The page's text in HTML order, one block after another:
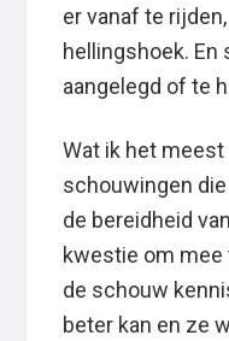
er vanaf te
hellingshoek.
aangelegd of te
Wat ik het meest
schouwingen die
de bereidheid
kwestie om mee
de schouw
beter kan en ze